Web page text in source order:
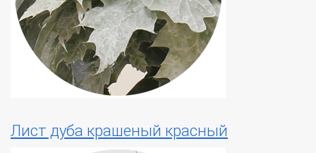
Лист дуба крашеный красный